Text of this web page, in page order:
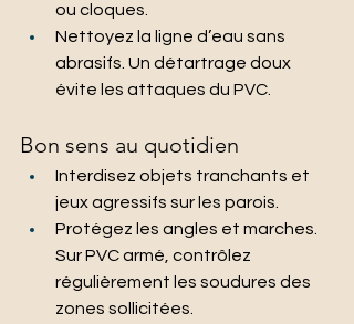
ou cloques.
Nettoyez la ligne d’eau sans
abrasifs. Un détartrage doux
évite les attaques du PVC.
Bon sens au quotidien
Interdisez objets tranchants et
jeux agressifs sur les parois.
Protégez les angles et marches.
Sur PVC armé, contrôlez
régulièrement les soudures des
zones sollicitées.